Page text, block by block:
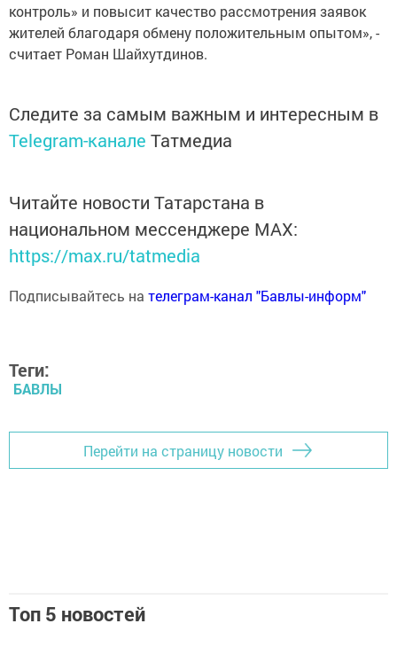
контроль» и повысит качество рассмотрения заявок
жителей благодаря обмену положительным опытом», -
считает Роман Шайхутдинов.
Следите за самым важным и интересным в
Telegram-канале Татмедиа
Читайте новости Татарстана в
национальном мессенджере MАХ:
https://max.ru/tatmedia
Подписывайтесь на телеграм-канал "Бавлы-информ"
Теги:
БАВЛЫ
Перейти на страницу новости
Топ 5 новостей